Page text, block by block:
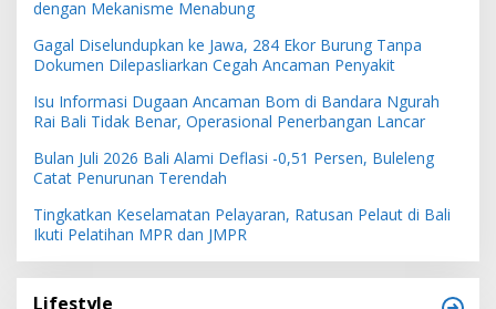
dengan Mekanisme Menabung
Gagal Diselundupkan ke Jawa, 284 Ekor Burung Tanpa
Dokumen Dilepasliarkan Cegah Ancaman Penyakit
Isu Informasi Dugaan Ancaman Bom di Bandara Ngurah
Rai Bali Tidak Benar, Operasional Penerbangan Lancar
Bulan Juli 2026 Bali Alami Deflasi -0,51 Persen, Buleleng
Catat Penurunan Terendah
Tingkatkan Keselamatan Pelayaran, Ratusan Pelaut di Bali
Ikuti Pelatihan MPR dan JMPR
Lifestyle